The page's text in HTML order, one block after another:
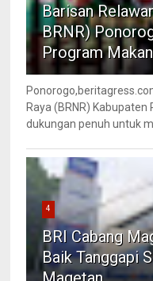
Barisan
BRNR)
Program
Raya (BRNR)
dukungan penuh untuk
4
BRI Cabang
Baik Tanggapi